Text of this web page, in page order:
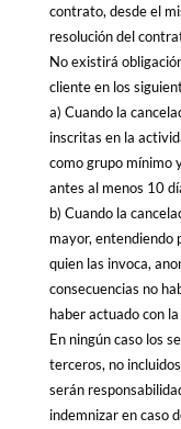
contrato, desde el
resolución del
No existirá
cliente en los
a) Cuando la
inscritas en la
como grupo mínimo
antes al menos 10
b) Cuando la
mayor, entendiendo
quien las invoca,
consecuencias no
haber actuado con
En ningún caso los
terceros, no
serán
indemnizar en caso